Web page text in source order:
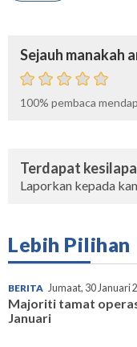
Sejauh manakah
100% pembaca
Terdapat
Laporkan kepada
Lebih Pilihan
BERITA Jumaat, 30 Januari
Majoriti tamat
Januari